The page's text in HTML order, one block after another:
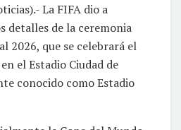
La FIFA dio a
detalles de la ceremonia
2026, que se celebrará el
el Estadio Ciudad de
conocido como Estadio